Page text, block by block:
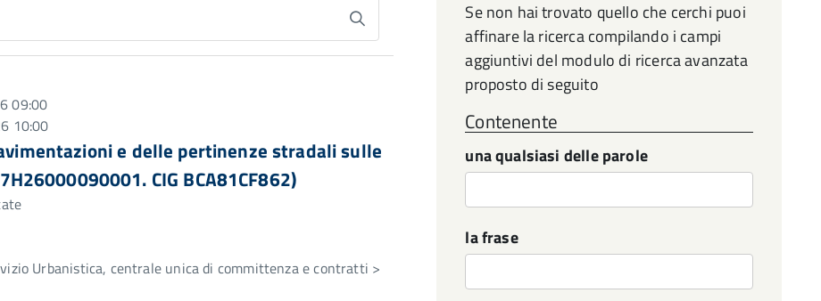
09:00
10:00
e delle pertinenze stradali sulle
CIG BCA81CF862)
Urbanistica, centrale unica di committenza e contratti >
Se non hai trovato quello che cerchi puoi
affinare la ricerca compilando i campi
aggiuntivi del modulo di ricerca avanzata
proposto di seguito
Contenente
una qualsiasi delle parole
la frase